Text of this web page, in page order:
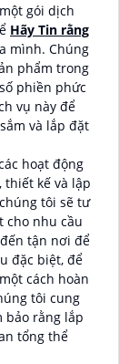
gói dịch
Hãy Tin rằng
mình. Chúng
phẩm trong
phiền phức
vụ này để
và lắp đặt
hoạt động
kế và lập
tôi sẽ tư
cho nhu cầu
tận nơi để
đặc biệt, để
cách hoàn
tôi cung
bảo rằng lắp
tổng thể